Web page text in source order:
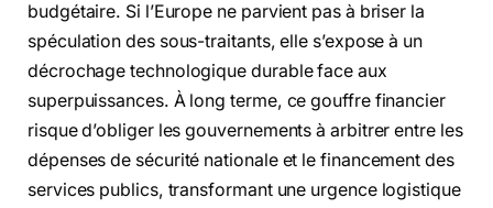
budgétaire. Si l’Europe ne parvient pas à briser la
spéculation des sous-traitants, elle s’expose à un
décrochage technologique durable face aux
superpuissances. À long terme, ce gouffre financier
risque d’obliger les gouvernements à arbitrer entre les
dépenses de sécurité nationale et le financement des
services publics, transformant une urgence logistique